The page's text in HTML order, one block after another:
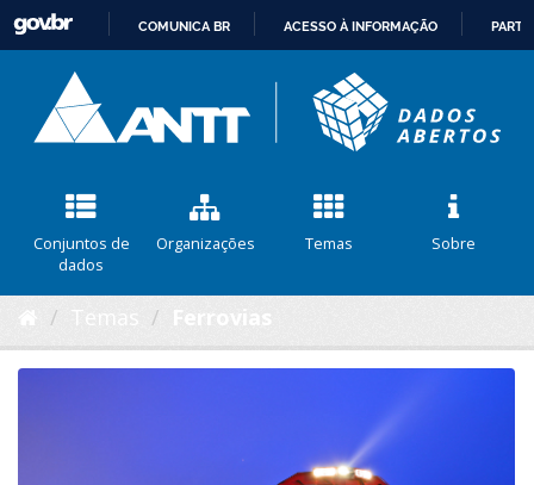
CONTEÚDO
COMUNICA BR ACESSO À INFORMAÇÃO
Conjuntos de
dados
Organizações Temas Sobre